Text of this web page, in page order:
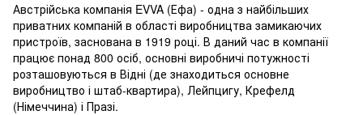
Австрійська компанія EVVA (Ефа) - одна з найбільших
приватних компаній в області виробництва замикаючих
пристроїв, заснована в 1919 році. В даний час в компанії
працює понад 800 осіб, основні виробничі потужності
розташовуються в Відні (де знаходиться основне
виробництво і штаб-квартира), Лейпцигу, Крефелд
(Німеччина) і Празі.